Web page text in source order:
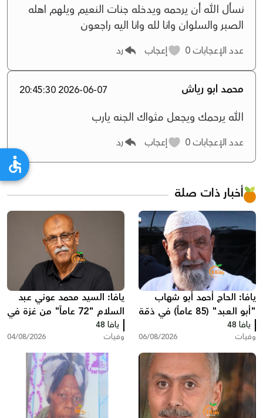
نسأل الله أن يرحمه ويدخله جنات النعيم ويلهم اهله
الصبر والسلوان وانا لله وانا اليه راجعون
عدد الإعجابات إعجاب رد
محمد ابو رياش 2026-06-07 20:45:30
الله يرحمك ويجعل مثواك الجنه يارب
عدد الإعجابات إعجاب رد
أخبار ذات صلة
يافا: الحاج أحمد أبو شهاب
"أبو العبد" (85 عاماً) في ذمّة
الله
يافا 48
وفيات 06/08/2026
يافا: السيد محمد عوني عبد
السلام "72 عاماً" من غزة في
ذمّة الله
يافا 48
وفيات 04/08/2026